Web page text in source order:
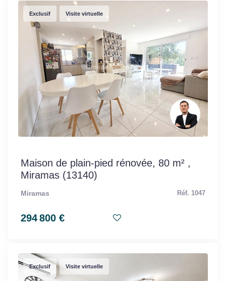
Exclusif Visite virtuelle
Maison de plain-pied rénovée, 80 m² ,
Miramas (13140)
Miramas Réf. 1047
294 800 €
Exclusif Visite virtuelle